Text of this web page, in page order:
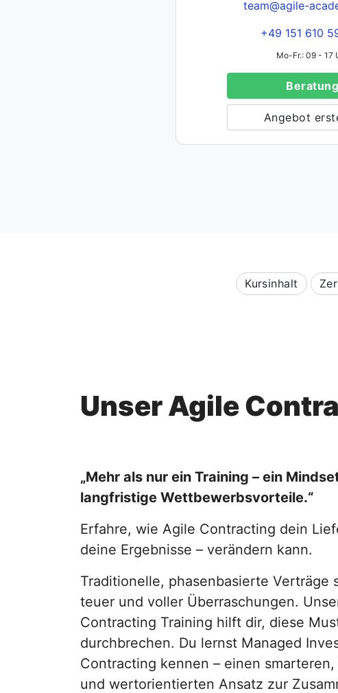
team@agile-
+49 151 610
Mo-Fr.: 09 - 17
Beratung
Angebot
Kursinhalt
Unser Agile
„Mehr als nur ein Training – ein
langfristige Wettbewerbsvorteile.“
Erfahre, wie Agile Contracting dein
deine Ergebnisse – verändern kann.
Traditionelle, phasenbasierte Verträge
teuer und voller Überraschungen.
Contracting Training hilft dir, diese
durchbrechen. Du lernst Managed
Contracting kennen – einen
und wertorientierten Ansatz zur